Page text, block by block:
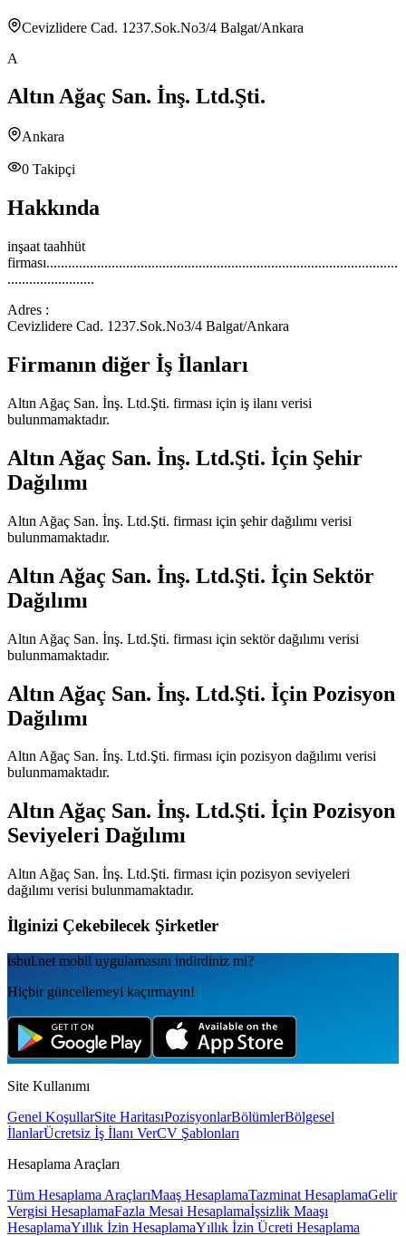
Cevizlidere Cad. 1237.Sok.No3/4 Balgat/Ankara
A
Altın Ağaç San. İnş. Ltd.Şti.
Ankara
0 Takipçi
Hakkında
inşaat taahhüt
firması.................................................................................................
........................
Adres :
Cevizlidere Cad. 1237.Sok.No3/4 Balgat/Ankara
Firmanın diğer İş İlanları
Altın Ağaç San. İnş. Ltd.Şti. firması için iş ilanı verisi
bulunmamaktadır.
Altın Ağaç San. İnş. Ltd.Şti. İçin Şehir
Dağılımı
Altın Ağaç San. İnş. Ltd.Şti. firması için şehir dağılımı verisi
bulunmamaktadır.
Altın Ağaç San. İnş. Ltd.Şti. İçin Sektör
Dağılımı
Altın Ağaç San. İnş. Ltd.Şti. firması için sektör dağılımı verisi
bulunmamaktadır.
Altın Ağaç San. İnş. Ltd.Şti. İçin Pozisyon
Dağılımı
Altın Ağaç San. İnş. Ltd.Şti. firması için pozisyon dağılımı verisi
bulunmamaktadır.
Altın Ağaç San. İnş. Ltd.Şti. İçin Pozisyon
Seviyeleri Dağılımı
Altın Ağaç San. İnş. Ltd.Şti. firması için pozisyon seviyeleri
dağılımı verisi bulunmamaktadır.
İlginizi Çekebilecek Şirketler
isbul.net mobil uygulamаsını indirdiniz mi?
Hiçbir güncellemeyi kaçırmayın!
Site Kullanımı
Genel KoşullarSite HaritasıPozisyonlarBölümlerBölgesel
İlanlarÜcretsiz İş İlanı VerCV Şablonları
Hesaplama Araçları
Tüm Hesaplama AraçlarıMaaş HesaplamaTazminat HesaplamaGelir
Vergisi HesaplamaFazla Mesai Hesaplamaİşsizlik Maaşı
HesaplamaYıllık İzin HesaplamaYıllık İzin Ücreti Hesaplama